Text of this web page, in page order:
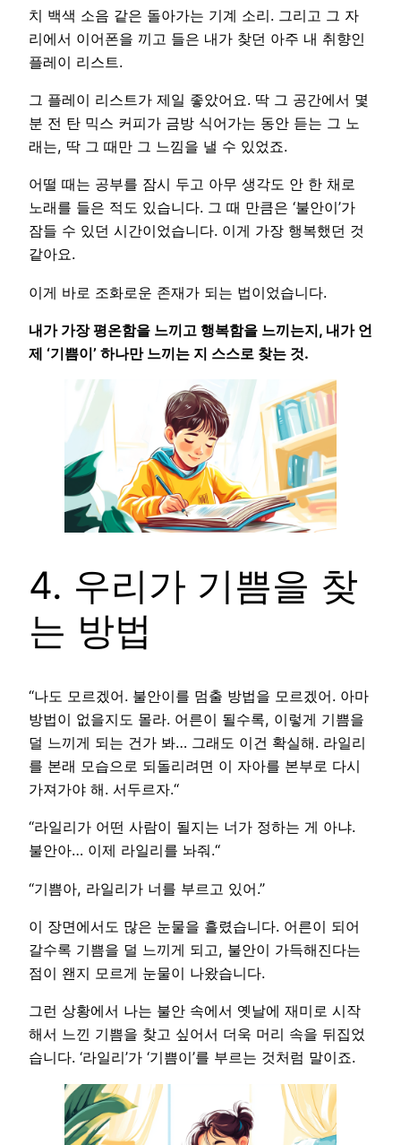
치 백색 소음 같은 돌아가는 기계 소리. 그리고 그 자
리에서 이어폰을 끼고 들은 내가 찾던 아주 내 취향인
플레이 리스트.
그 플레이 리스트가 제일 좋았어요. 딱 그 공간에서 몇
분 전 탄 믹스 커피가 금방 식어가는 동안 듣는 그 노
래는, 딱 그 때만 그 느낌을 낼 수 있었죠.
어떨 때는 공부를 잠시 두고 아무 생각도 안 한 채로
노래를 들은 적도 있습니다. 그 때 만큼은 ‘불안이’가
잠들 수 있던 시간이었습니다. 이게 가장 행복했던 것
같아요.
이게 바로 조화로운 존재가 되는 법이었습니다.
내가 가장 평온함을 느끼고 행복함을 느끼는지, 내가 언
제 ‘기쁨이’ 하나만 느끼는 지 스스로 찾는 것.
4. 우리가 기쁨을 찾
는 방법
“나도 모르겠어. 불안이를 멈출 방법을 모르겠어. 아마
방법이 없을지도 몰라. 어른이 될수록, 이렇게 기쁨을
덜 느끼게 되는 건가 봐… 그래도 이건 확실해. 라일리
를 본래 모습으로 되돌리려면 이 자아를 본부로 다시
가져가야 해. 서두르자.“
“라일리가 어떤 사람이 될지는 너가 정하는 게 아냐.
불안아… 이제 라일리를 놔줘.“
“기쁨아, 라일리가 너를 부르고 있어.”
이 장면에서도 많은 눈물을 흘렸습니다. 어른이 되어
갈수록 기쁨을 덜 느끼게 되고, 불안이 가득해진다는
점이 왠지 모르게 눈물이 나왔습니다.
그런 상황에서 나는 불안 속에서 옛날에 재미로 시작
해서 느낀 기쁨을 찾고 싶어서 더욱 머리 속을 뒤집었
습니다. ‘라일리’가 ‘기쁨이’를 부르는 것처럼 말이죠.